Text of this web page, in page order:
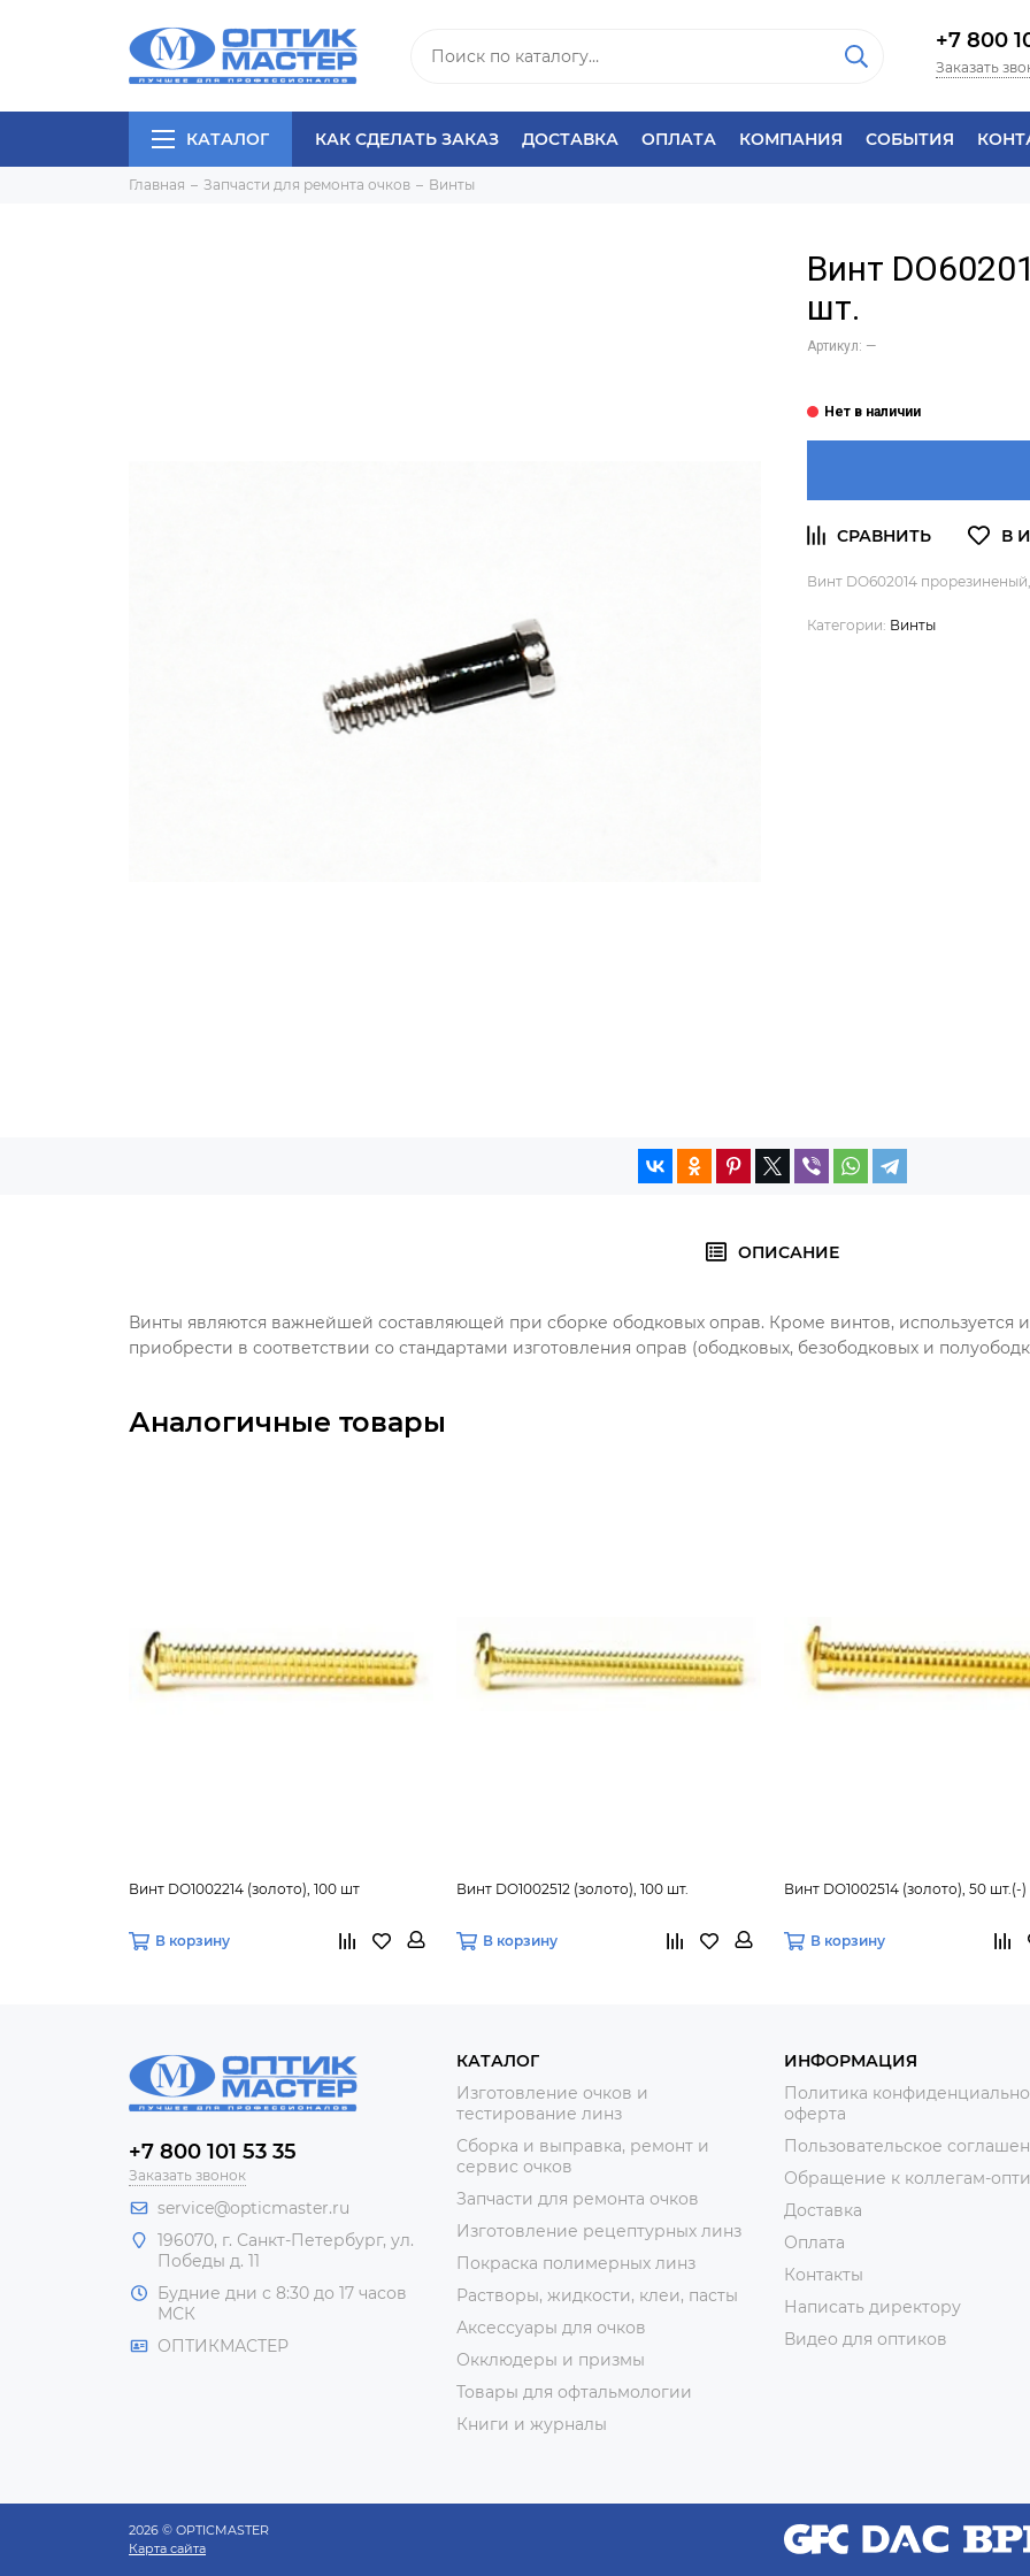
+7 800
Заказать
КАТАЛОГ КАК СДЕЛАТЬ ЗАКАЗ ДОСТАВКА ОПЛАТА КОМПАНИЯ СОБЫТИЯ
Главная Запчасти для ремонта очков Винты
Винт
шт.
Артикул: —
Винт DO602014
Категории: Винты
ОПИСАНИЕ
Винты являются важнейшей составляющей при сборке ободковых оправ. Кроме винтов, используется
приобрести в соответствии со стандартами изготовления оправ (ободковых, безободковых и
Аналогичные товары
Винт DO1002214 (золото), 100 шт
В корзину
Винт DO1002512 (золото), 100 шт.
В корзину
Винт DO1002514 (золото), 50 шт.(-)
В корзину
+7 800 101 53 35
Заказать звонок
service@opticmaster.ru
196070, г. Санкт-Петербург, ул.
Победы д. 11
Будние дни с 8:30 до 17 часов
МСК
ОПТИКМАСТЕР
КАТАЛОГ
Изготовление очков и
тестирование линз
Сборка и выправка, ремонт и
сервис очков
Запчасти для ремонта очков
Изготовление рецептурных линз
Покраска полимерных линз
Растворы, жидкости, клеи, пасты
Аксессуары для очков
Окклюдеры и призмы
Товары для офтальмологии
Книги и журналы
ИНФОРМАЦИЯ
Политика
оферта
Пользовательское
Обращение к коллегам-
Доставка
Оплата
Контакты
Написать директору
Видео для оптиков
2026 © OPTICMASTER
Карта сайта